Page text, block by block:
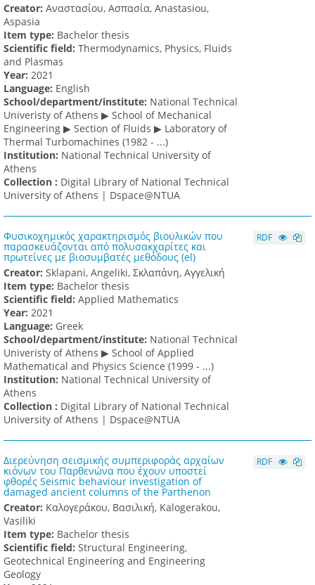
Creator: Αναστασίου, Ασπασία, Anastasiou,
Aspasia
Item type: Bachelor thesis
Scientific field: Thermodynamics, Physics, Fluids
and Plasmas
Υear: 2021
Language: English
School/department/institute: National Technical
Univeristy of Athens ▶ School of Mechanical
Engineering ▶ Section of Fluids ▶ Laboratory of
Thermal Turbomachines (1982 - ...)
Institution: National Technical University of
Athens
Collection : Digital Library of National Technical
University of Athens | Dspace@NTUA
Φυσικοχημικός χαρακτηρισμός βιοϋλικών που
παρασκευάζονται από πολυσακχαρίτες και
πρωτεΐνες με βιοσυμβατές μεθόδους (el)
Creator: Sklapani, Angeliki, Σκλαπάνη, Αγγελική
Item type: Bachelor thesis
Scientific field: Applied Mathematics
Υear: 2021
Language: Greek
School/department/institute: National Technical
Univeristy of Athens ▶ School of Applied
Mathematical and Physics Science (1999 - ...)
Institution: National Technical University of
Athens
Collection : Digital Library of National Technical
University of Athens | Dspace@NTUA
RDF
Διερεύνηση σεισμικής συμπεριφοράς αρχαίων
κιόνων του Παρθενώνα που έχουν υποστεί
φθορές Seismic behaviour investigation of
damaged ancient columns of the Parthenon
Creator: Καλογεράκου, Βασιλική, Kalogerakou,
Vasiliki
Item type: Bachelor thesis
Scientific field: Structural Engineering,
Geotechnical Engineering and Engineering
Geology
RDF